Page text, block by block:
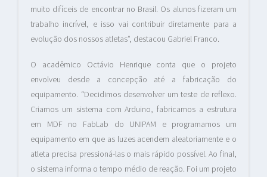
muito difíceis de encontrar no Brasil. Os alunos fizeram um
trabalho incrível, e isso vai contribuir diretamente para a
evolução dos nossos atletas”, destacou Gabriel Franco.
O acadêmico Octávio Henrique conta que o projeto
envolveu desde a concepção até a fabricação do
equipamento. “Decidimos desenvolver um teste de reflexo.
Criamos um sistema com Arduino, fabricamos a estrutura
em MDF no FabLab do UNIPAM e programamos um
equipamento em que as luzes acendem aleatoriamente e o
atleta precisa pressioná-las o mais rápido possível. Ao final,
o sistema informa o tempo médio de reação. Foi um projeto